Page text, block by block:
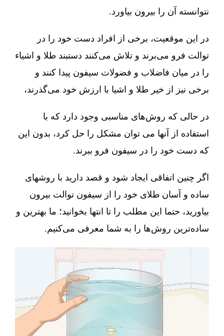
نتوانسته آن را بیرون بیاورد.
در این موقعیت، برخی از افراد دست خود را در
توالت فرو می‌برند و تلاش می‌کنند دستبند طلا و اشیاء
را در میان فاضلاب و فضولات سیفون پیدا کنند و
برخی نیز از خیر طلا و اشیا با ارزش خود می‌گذرند،
در حالی که روش‌های مناسبی وجود دارد که با
استفاده از آنها می توان مشکل را حل کرد، بدون این
که دست خود را در سیفون فرو ببرند.
اگر چنین اتفاقی ایجاد شود و قصد دارید با روشهای
ساده و آسان طلای خود را از سیفون توالت بیرون
بیاورید، حتما این مطلب را تا انتها بخوانید؛ ما بهترین و
ساده‌ترین روش‌ها را به شما معرفی می‌کنیم.